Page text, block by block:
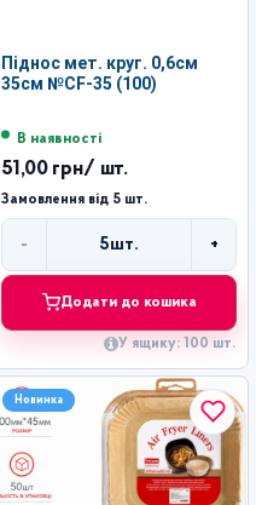
Піднос мет. круг. 0,6см
35см №CF-35 (100)
В наявності
51,00 грн/ шт.
Замовлення від 5 шт.
- 5шт. +
Додати до кошика
У ящику: 100 шт.
Новинка